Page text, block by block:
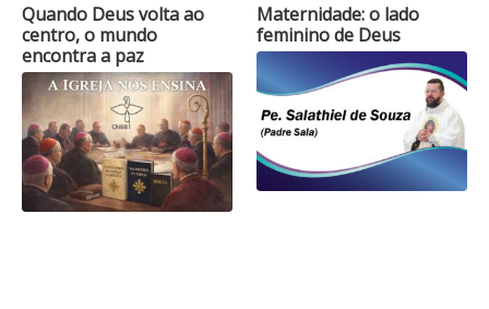
Quando Deus volta ao
centro, o mundo
encontra a paz
Maternidade: o lado
feminino de Deus